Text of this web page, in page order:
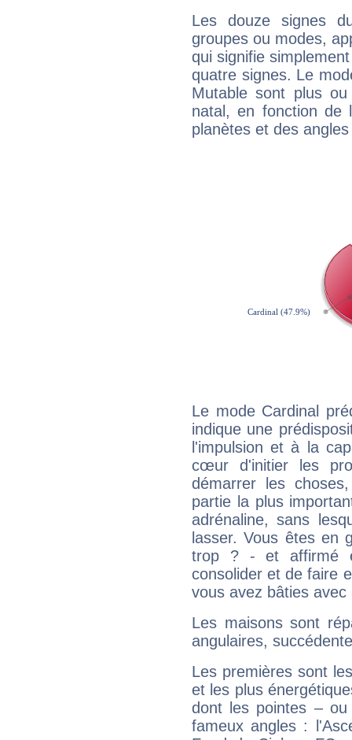
Les douze signes
groupes ou modes,
qui signifie
quatre signes. Le
Mutable sont plus
natal, en fonction de
planètes et des
Le mode Cardinal
indique une
l'impulsion et à la
cœur d'initier les
démarrer les
partie la plus
adrénaline, sans
lasser. Vous êtes en
trop ? - et affirmé
consolider et de faire
vous avez bâties avec
Les maisons sont
angulaires,
Les premières sont
et les plus
dont les pointes –
fameux angles :